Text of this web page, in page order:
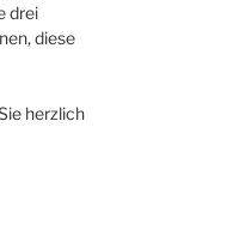
drei
diese
herzlich